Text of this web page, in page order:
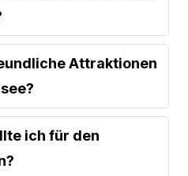
Attraktionen
ich für den